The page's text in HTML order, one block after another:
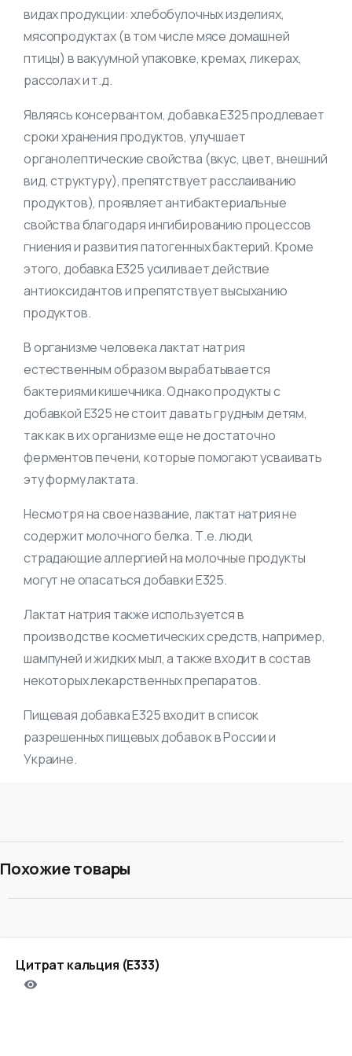
видах продукции: хлебобулочных изделиях,
мясопродуктах (в том числе мясе домашней
птицы) в вакуумной упаковке, кремах, ликерах,
рассолах и т.д.
Являясь консервантом, добавка Е325 продлевает
сроки хранения продуктов, улучшает
органолептические свойства (вкус, цвет, внешний
вид, структуру), препятствует расслаиванию
продуктов), проявляет антибактериальные
свойства благодаря ингибированию процессов
гниения и развития патогенных бактерий. Кроме
этого, добавка Е325 усиливает действие
антиоксидантов и препятствует высыханию
продуктов.
В организме человека лактат натрия
естественным образом вырабатывается
бактериями кишечника. Однако продукты с
добавкой Е325 не стоит давать грудным детям,
так как в их организме еще не достаточно
ферментов печени, которые помогают усваивать
эту форму лактата.
Несмотря на свое название, лактат натрия не
содержит молочного белка. Т.е. люди,
страдающие аллергией на молочные продукты
могут не опасаться добавки Е325.
Лактат натрия также используется в
производстве косметических средств, например,
шампуней и жидких мыл, а также входит в состав
некоторых лекарственных препаратов.
Пищевая добавка Е325 входит в список
разрешенных пищевых добавок в России и
Украине.
Похожие товары
Цитрат кальция (Е333)